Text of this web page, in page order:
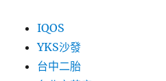
IQOS
YKS沙發
台中二胎